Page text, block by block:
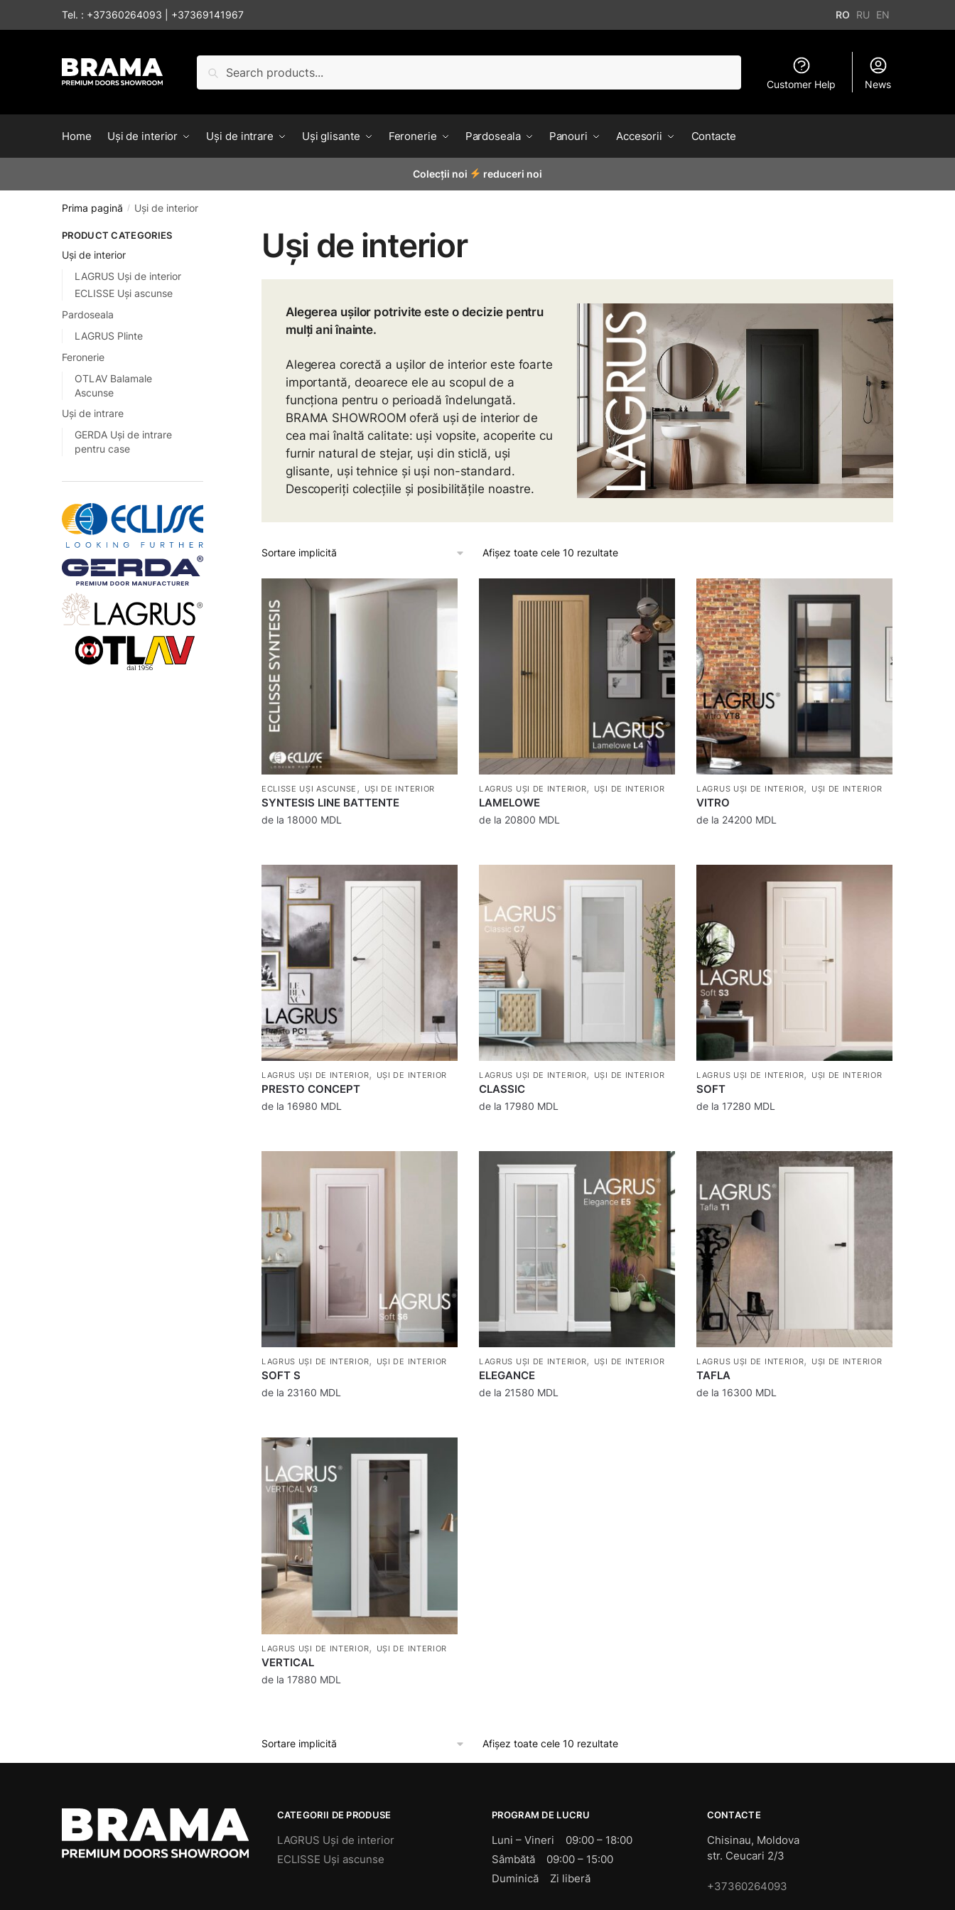
Skip to navigation
Skip to content
Tel. : +37360264093 +37369141967 RO RU EN
Caută
Customer Help News
Home Uși de interior Uși de intrare Uși glisante Feronerie Pardoseala Panouri Accesorii Contacte
Colecții noi reduceri noi
Prima pagină / Uși de interior
Uși de interior
Alegerea ușilor potrivite este o decizie pentru
mulți ani înainte.
Alegerea corectă a ușilor de interior este foarte
importantă, deoarece ele au scopul de a
funcționa pentru o perioadă îndelungată.
BRAMA SHOWROOM oferă uși de interior de
cea mai înaltă calitate: uși vopsite, acoperite cu
furnir natural de stejar, uși din sticlă, uși
glisante, uși tehnice și uși non-standard.
Descoperiți colecțiile și posibilitățile noastre.
Afișez toate cele 10 rezultate
ECLISSE UȘI ASCUNSE , UȘI DE INTERIOR
SYNTESIS LINE BATTENTE
de la 18000 MDL
LAGRUS UȘI DE INTERIOR, UȘI DE INTERIOR
LAMELOWE
de la 20800 MDL
LAGRUS UȘI DE INTERIOR, UȘI DE INTERIOR
VITRO
de la 24200 MDL
LAGRUS UȘI DE INTERIOR, UȘI DE INTERIOR
PRESTO CONCEPT
de la 16980 MDL
LAGRUS UȘI DE INTERIOR, UȘI DE INTERIOR
CLASSIC
de la 17980 MDL
LAGRUS UȘI DE INTERIOR, UȘI DE INTERIOR
SOFT
de la 17280 MDL
LAGRUS UȘI DE INTERIOR, UȘI DE INTERIOR
SOFT S
de la 23160 MDL
LAGRUS UȘI DE INTERIOR, UȘI DE INTERIOR
ELEGANCE
de la 21580 MDL
LAGRUS UȘI DE INTERIOR, UȘI DE INTERIOR
TAFLA
de la 16300 MDL
LAGRUS UȘI DE INTERIOR, UȘI DE INTERIOR
VERTICAL
de la 17880 MDL
Afișez toate cele 10 rezultate
PRODUCT CATEGORIES
Uși de interior
LAGRUS Uși de interior
ECLISSE Uși ascunse
Pardoseala
LAGRUS Plinte
Feronerie
OTLAV Balamale
Ascunse
Uși de intrare
GERDA Uși de intrare
pentru case
CATEGORII DE PRODUSE
LAGRUS Uși de interior
ECLISSE Uși ascunse
PROGRAM DE LUCRU
Luni – Vineri 09:00 – 18:00
Sâmbătă 09:00 – 15:00
Duminică Zi liberă
CONTACTE
Chisinau, Moldova
str. Ceucari 2/3
+37360264093